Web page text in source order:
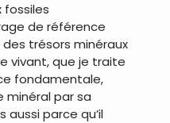
fossiles
de référence
trésors minéraux
vivant, que je traite
fondamentale,
minéral par sa
aussi parce qu’il